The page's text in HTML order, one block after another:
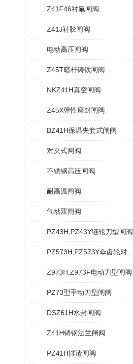
Z41F46衬氟闸阀
Z41J衬胶闸阀
电动高压闸阀
Z45T暗杆铸铁闸阀
NKZ41H真空闸阀
Z45X弹性座封闸阀
BZ41H保温夹套式闸阀
对夹式闸阀
不锈钢高压闸阀
耐高温闸阀
气动双闸阀
PZ43H,PZ43Y链轮刀型闸阀
Z973H,Z973F电动刀型闸阀
PZ73型手动刀型闸阀
DSZ61H水封闸阀
Z41H铸钢法兰闸阀
PZ41H排渣闸阀